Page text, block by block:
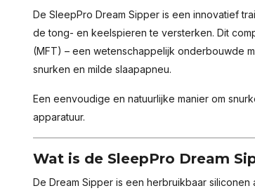
De SleepPro Dream Sipper is een innovatief
de tong- en keelspieren te versterken. Dit
(MFT) – een wetenschappelijk onderbouwde
snurken en milde slaapapneu.
Een eenvoudige en natuurlijke manier om
apparatuur.
Wat is de SleepPro Dream
De Dream Sipper is een herbruikbaar